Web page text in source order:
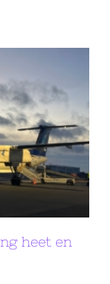
heet en